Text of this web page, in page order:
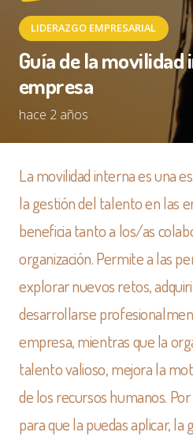
LIDERAZGO EMPRESARIAL
Guía de la movilidad
empresa
hace 2 años
La movilidad interna es una
la gestión del talento en las
beneficia tanto a los/as
organización. Permite a las
explorar nuevos retos,
desarrollarse
empresa, mientras que la
talento valioso, mejora la
de los recursos humanos.
para que la puedas aplicar, la